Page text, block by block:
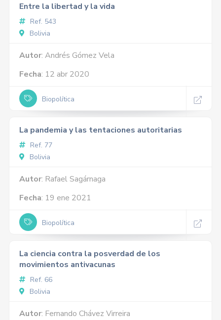
Entre la libertad y la vida
Ref. 543
Bolivia
Autor: Andrés Gómez Vela
Fecha: 12 abr 2020
Biopolítica
La pandemia y las tentaciones autoritarias
Ref. 77
Bolivia
Autor: Rafael Sagárnaga
Fecha: 19 ene 2021
Biopolítica
La ciencia contra la posverdad de los
movimientos antivacunas
Ref. 66
Bolivia
Autor: Fernando Chávez Virreira